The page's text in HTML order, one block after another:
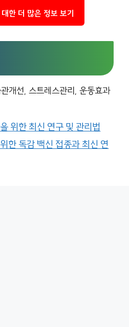
한 더 많은 정보 보기
개선, 스트레스관리, 운동효과
위한 최신 연구 및 관리법
한 독감 백신 접종과 최신 연